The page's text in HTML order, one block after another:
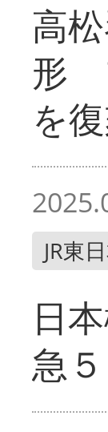
高
形
を
JR東
日
急